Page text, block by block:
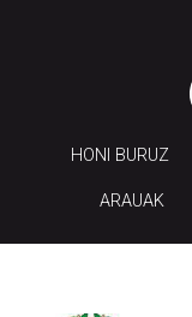
HONI BURUZ
ARAUAK